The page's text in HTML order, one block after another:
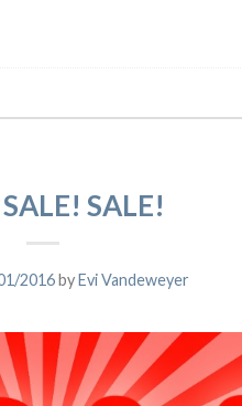
SALE!
2016byEvi Vandeweyer